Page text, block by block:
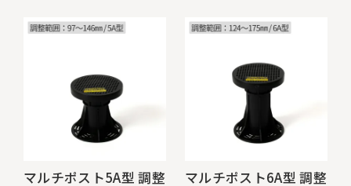
マルチポスト5A型 調整
マルチポスト6A型 調整